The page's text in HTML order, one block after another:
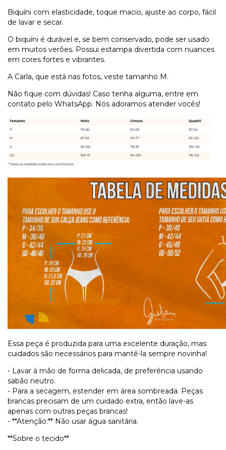
Biquíni com elasticidade, toque macio, ajuste ao corpo, fácil
de lavar e secar.
O biquíni é durável e, se bem conservado, pode ser usado
em muitos verões. Possui estampa divertida com nuances
em cores fortes e vibrantes.
A Carla, que está nas fotos, veste tamanho M.
Não fique com dúvidas! Caso tenha alguma, entre em
contato pelo WhatsApp. Nós adoramos atender vocês!
Essa peça é produzida para uma excelente duração, mas
cuidados são necessários para mantê-la sempre novinha!
- Lavar à mão de forma delicada, de preferência usando
sabão neutro.
- Para a secagem, estender em área sombreada. Peças
brancas precisam de um cuidado extra, então lave-as
apenas com outras peças brancas!
- **Atenção:** Não usar água sanitária.
**Sobre o tecido**